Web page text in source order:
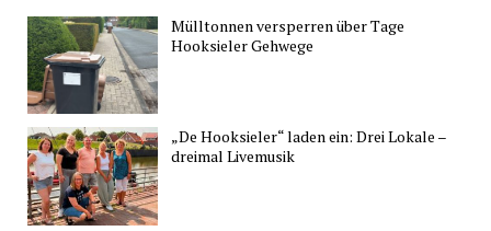
Mülltonnen versperren über Tage
Hooksieler Gehwege
„De Hooksieler“ laden ein: Drei Lokale –
dreimal Livemusik